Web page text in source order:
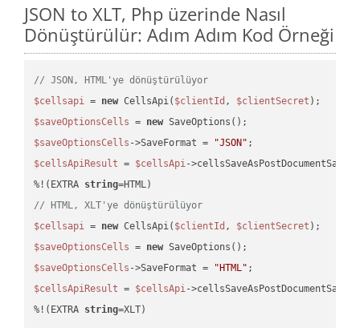
JSON to XLT, Php üzerinde Nasıl
Dönüştürülür: Adım Adım Kod Örneği
// JSON, HTML'ye dönüştürülüyor
$cellsapi = new CellsApi( $clientId , $clientSecret
$saveOptionsCells = new
$saveOptionsCells ->SaveFormat = "JSON"
$cellsApiResult = $cellsApi-
%!(EXTRA string
// HTML, XLT'ye dönüştürülüyor
$cellsapi = new CellsApi( $clientId , $clientSecret
$saveOptionsCells = new
$saveOptionsCells ->SaveFormat = "HTML"
$cellsApiResult = $cellsApi-
%!(EXTRA string=XLT)